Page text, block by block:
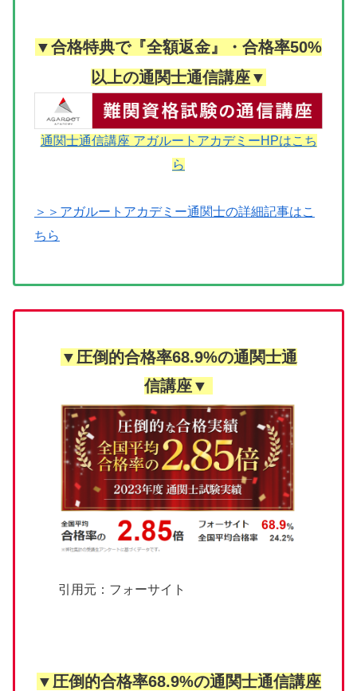
▼合格特典で『全額返金』・合格率50%
以上の通関士通信講座▼
通関士通信講座 アガルートアカデミーHPはこち
ら
＞＞アガルートアカデミー通関士の詳細記事はこ
ちら
▼圧倒的合格率68.9%の通関士通
信講座▼
引用元：フォーサイト
▼圧倒的合格率68.9%の通関士通信講座